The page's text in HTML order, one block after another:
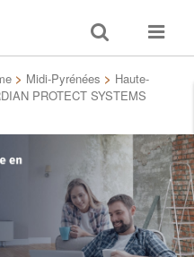
Toggle
search
Toggle
> Midi-Pyrénées > Haute-
PROTECT SYSTEMS